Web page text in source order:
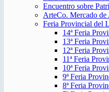
Encuentro sobre
ArteCo. Mercado de
Feria Provincial del
14ª Feria
13ª Feria
12ª Feria
11ª Feria
10ª Feria
9ª Feria
8ª Feria